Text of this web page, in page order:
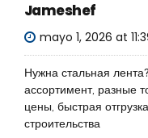
Jameshef
mayo 1, 2026 at
Нужна стальная лента?
ассортимент, разные
цены, быстрая
строительства